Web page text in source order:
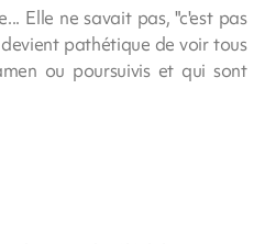
Elle ne savait pas, "c'est pas
devient pathétique de voir tous
ou poursuivis et qui sont